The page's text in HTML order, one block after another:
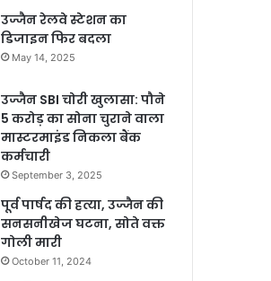
उज्जैन रेलवे स्टेशन का
डिजाइन फिर बदला
May 14, 2025
उज्जैन SBI चोरी खुलासा: पौने
5 करोड़ का सोना चुराने वाला
मास्टरमाइंड निकला बैंक
कर्मचारी
September 3, 2025
पूर्व पार्षद की हत्या, उज्जैन की
सनसनीखेज घटना, सोते वक्त
गोली मारी
October 11, 2024